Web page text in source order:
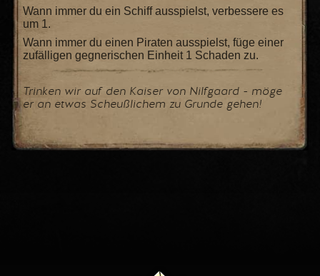
Wann immer du ein Schiff ausspielst, verbessere es
um 1.
Wann immer du einen Piraten ausspielst, füge einer
zufälligen gegnerischen Einheit 1 Schaden zu.
Trinken wir auf den Kaiser von Nilfgaard - möge
er an etwas Scheußlichem zu Grunde gehen!